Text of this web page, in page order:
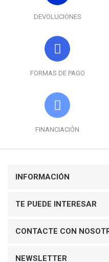
DEVOLUCIONES
FORMAS DE PAGO
FINANCIACIÓN
INFORMACIÓN
TE PUEDE INTERESAR
CONTACTE CON
NEWSLETTER